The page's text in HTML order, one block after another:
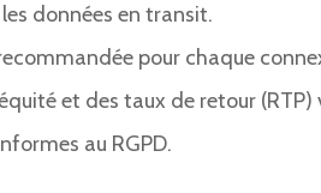
données en transit.
pour chaque
et des taux de retour (RTP)
au RGPD.